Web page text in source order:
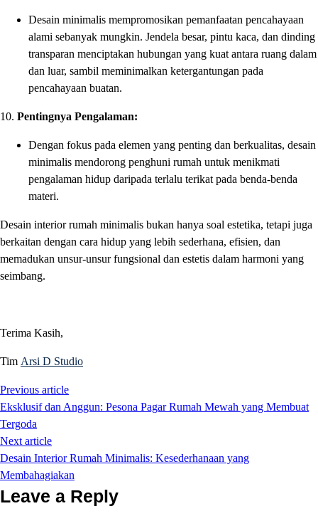
Desain minimalis mempromosikan pemanfaatan pencahayaan
alami sebanyak mungkin. Jendela besar, pintu kaca, dan dinding
transparan menciptakan hubungan yang kuat antara ruang dalam
dan luar, sambil meminimalkan ketergantungan pada
pencahayaan buatan.
10. Pentingnya Pengalaman:
Dengan fokus pada elemen yang penting dan berkualitas, desain
minimalis mendorong penghuni rumah untuk menikmati
pengalaman hidup daripada terlalu terikat pada benda-benda
materi.
Desain interior rumah minimalis bukan hanya soal estetika, tetapi juga
berkaitan dengan cara hidup yang lebih sederhana, efisien, dan
memadukan unsur-unsur fungsional dan estetis dalam harmoni yang
seimbang.
Terima Kasih,
Tim Arsi D Studio
Previous article
Eksklusif dan Anggun: Pesona Pagar Rumah Mewah yang Membuat
Tergoda
Next article
Desain Interior Rumah Minimalis: Kesederhanaan yang
Membahagiakan
Leave a Reply